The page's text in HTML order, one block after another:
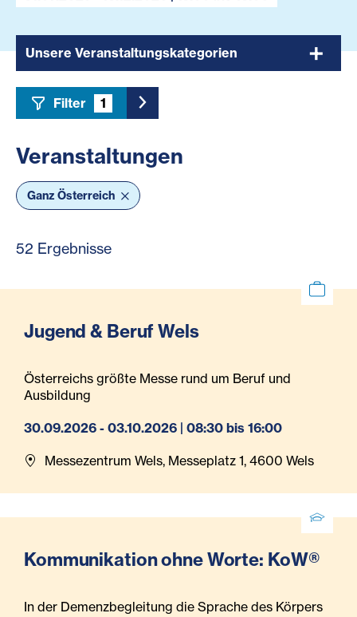
Unsere Veranstaltungskategorien
Filter 1 Toggle Sidebar Filter
Veranstaltungen
Ganz Österreich
52 Ergebnisse
Jugend & Beruf Wels
Österreichs größte Messe rund um Beruf und
Ausbildung
30.09.2026 - 03.10.2026 | 08:30 bis 16:00
Messezentrum Wels, Messeplatz 1, 4600 Wels
Kommunikation ohne Worte: KoW®
In der Demenzbegleitung die Sprache des Körpers